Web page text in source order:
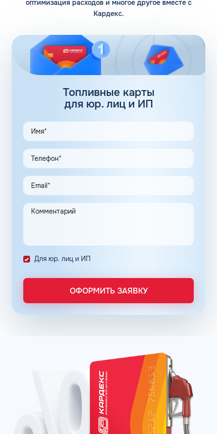
Помимо 12 собственных заправочных станций, у
обеспечивают дополнительные 100 АЗС. Сеть
заправочных станций локализуется сразу в нескольких
регионах, планируется выход на федеральный уровень.
Топливные карты Флеш:
заправки
АЗС Флеш в Гурьевске Кемеровской области - Кузбасса
предлагает удобные схемы работы для коммерческих
клиентов. Доступны топливные карты Флеш для
юридических лиц. Экономия и качество сервиса,
предоставляемого для клиентов в рамках данной
программы, привлекают предпринимателей.
Заправочные карты для ИП значительно упрощают
выполнение задач в области транспортной логистики.
Автоматизация процессов транспортной логистики
помогает упростить работу сотрудников, сократить
количество поставленных задач и трудозатрат на их
Снизить расходы на топливо помогает контроль
расходов, который осуществляется в упрощенном
Систематизация и сбор информации в одном месте о
расходах водителей на заправках поможет выявить
недобросовестных сотрудников. Использование средств
компании в собственных интересах легко выявить, если
компании требуют экономии и тщательного контроля
Можно использовать топливные карты для оптовых
закупок топлива. Достаточно приобрести необходимое
количество литров качественного топлива на баланс
карты, чтобы воспользоваться ими в течение года, когда
это потребуется. Бизнес-процессы с топливными
оптимизация расходов и многое другое вместе с
Кардекс.
Топливные карты
для юр. лиц и ИП
Для юр. лиц и ИП
ОФОРМИТЬ ЗАЯВКУ